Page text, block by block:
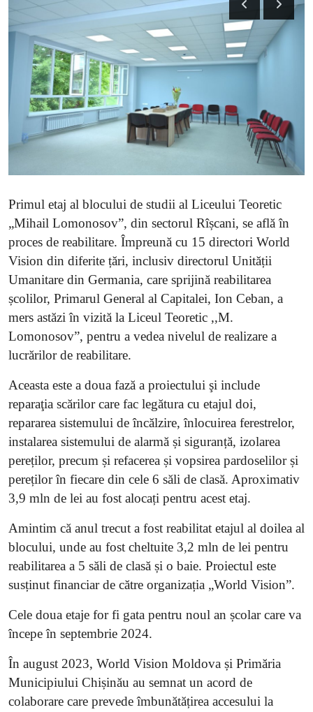
SERVICII
Sectorul Rîșcani
Căutați pe Internet
Primul etaj al blocului de studii al Liceului Teoretic
„Mihail Lomonosov”, din sectorul Rîșcani, se află în
proces de reabilitare. Împreună cu 15 directori World
Vision din diferite țări, inclusiv directorul Unității
Umanitare din Germania, care sprijină reabilitarea
școlilor, Primarul General al Capitalei, Ion Ceban, a
mers astăzi în vizită la Liceul Teoretic ,,M.
Lomonosov”, pentru a vedea nivelul de realizare a
lucrărilor de reabilitare.
Aceasta este a doua fază a proiectului şi include
reparaţia scărilor care fac legătura cu etajul doi,
repararea sistemului de încălzire, înlocuirea ferestrelor,
instalarea sistemului de alarmă și siguranță, izolarea
pereților, precum și refacerea și vopsirea pardoselilor și
pereților în fiecare din cele 6 săli de clasă. Aproximativ
3,9 mln de lei au fost alocați pentru acest etaj.
Amintim că anul trecut a fost reabilitat etajul al doilea al
blocului, unde au fost cheltuite 3,2 mln de lei pentru
reabilitarea a 5 săli de clasă și o baie. Proiectul este
susținut financiar de către organizația „World Vision”.
Cele doua etaje for fi gata pentru noul an școlar care va
începe în septembrie 2024.
În august 2023, World Vision Moldova și Primăria
Municipiului Chișinău au semnat un acord de
colaborare care prevede îmbunătățirea accesului la